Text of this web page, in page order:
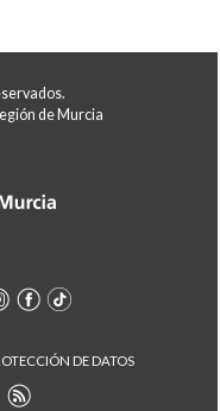
de Murcia
DE DATOS